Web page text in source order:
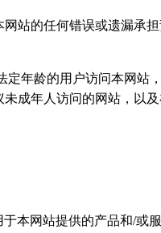
站的任何错误或遗漏承
年龄的用户访问本网
成年人访问的网站，以
本网站提供的产品和/